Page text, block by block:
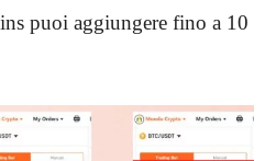
puoi aggiungere fino a 10